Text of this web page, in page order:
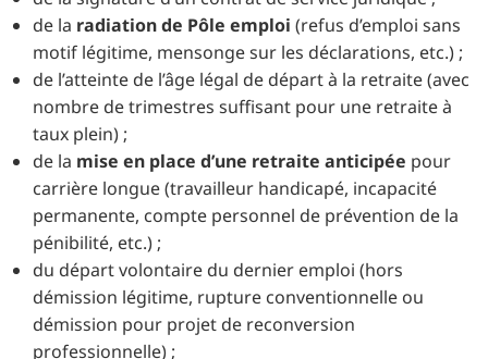
de la radiation de Pôle emploi (refus d’emploi sans
motif légitime, mensonge sur les déclarations, etc.) ;
de l’atteinte de l’âge légal de départ à la retraite (avec
nombre de trimestres suffisant pour une retraite à
taux plein) ;
de la mise en place d’une retraite anticipée pour
carrière longue (travailleur handicapé, incapacité
permanente, compte personnel de prévention de la
pénibilité, etc.) ;
du départ volontaire du dernier emploi (hors
démission légitime, rupture conventionnelle ou
démission pour projet de reconversion
professionnelle) ;